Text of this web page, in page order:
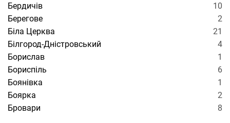
Бердичів
10
Берегове
2
Біла Церква
21
Білгород-Дністровський
4
Борислав
1
Бориспіль
6
Боянівка
1
Боярка
2
Бровари
8